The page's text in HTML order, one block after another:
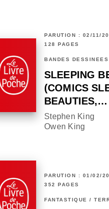
PARUTION : 02/11/
128 PAGES
BANDES DESSINÉES
SLEEPING
(COMICS
BEAUTIES,…
Stephen King
Owen King
PARUTION : 01/02/
352 PAGES
FANTASTIQUE /